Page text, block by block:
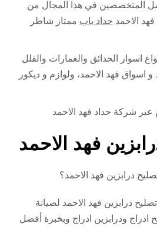
المتخصصين في هذا المجال من
الاحمد حداد باب ممتاز شاطر
اسوار الحدائق والعمارات والفلل
اسواق فهد الاحمد، ولوازم و ديكور
عبر شركة حداد فهد الاحمد
فهد الاحمد
درابزين فهد الاحمد؟
درابزين فهد الاحمد لصيانة
ادراج ودرابزين ادراج وبخبرة أفضل